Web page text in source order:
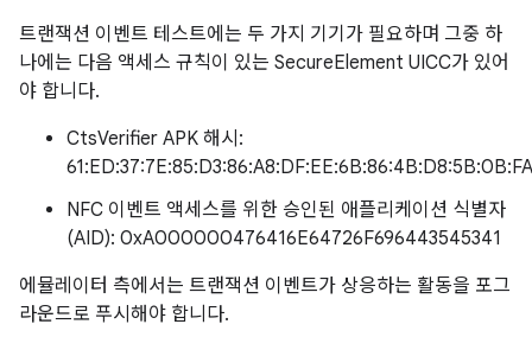
트랜잭션 이벤트 테스트에는 두 가지 기기가 필요하며 그중 하
나에는 다음 액세스 규칙이 있는 SecureElement UICC가 있어
야 합니다.
CtsVerifier APK 해시:
NFC 이벤트 액세스를 위한 승인된 애플리케이션 식별자
(AID): 0xA000000476416E64726F696443545341
에뮬레이터 측에서는 트랜잭션 이벤트가 상응하는 활동을 포그
라운드로 푸시해야 합니다.